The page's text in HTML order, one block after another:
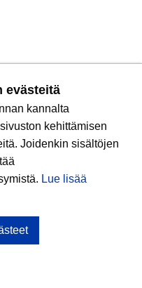
evästeitä
kannalta
kehittämisen
Joidenkin sisältöjen
Lue lisää
valtakunnallinen
ja
ja hyvinvointia
liiton arvoja
kuulumaton.